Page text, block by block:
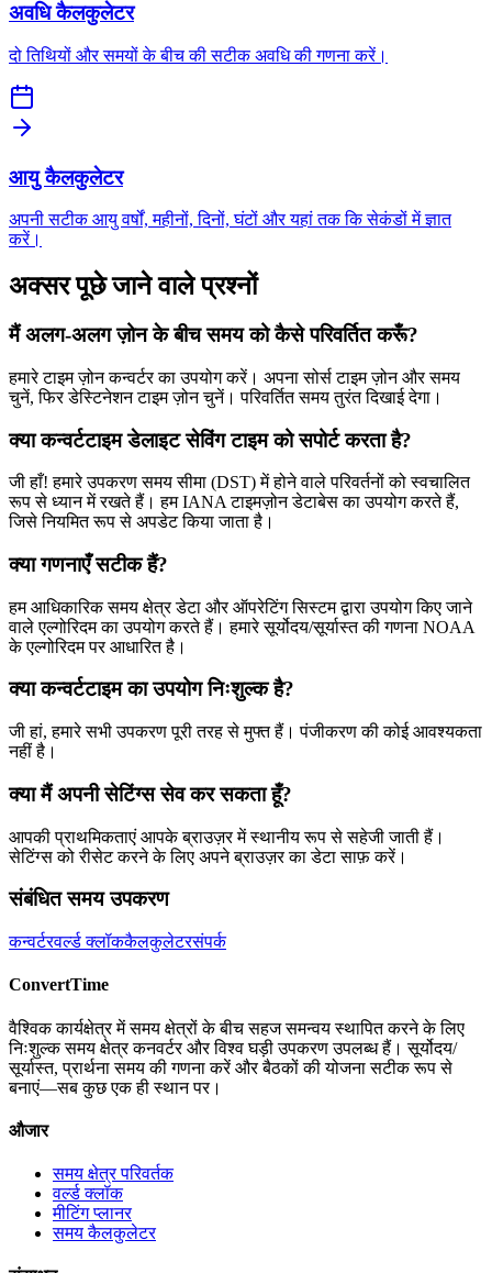
अवधि कैलकुलेटर
दो तिथियों और समयों के बीच की सटीक अवधि की गणना करें।
आयु कैलकुलेटर
अपनी सटीक आयु वर्षों, महीनों, दिनों, घंटों और यहां तक कि सेकंडों में ज्ञात
करें।
अक्सर पूछे जाने वाले प्रश्नों
मैं अलग-अलग ज़ोन के बीच समय को कैसे परिवर्तित करूँ?
हमारे टाइम ज़ोन कन्वर्टर का उपयोग करें। अपना सोर्स टाइम ज़ोन और समय
चुनें, फिर डेस्टिनेशन टाइम ज़ोन चुनें। परिवर्तित समय तुरंत दिखाई देगा।
क्या कन्वर्टटाइम डेलाइट सेविंग टाइम को सपोर्ट करता है?
जी हाँ! हमारे उपकरण समय सीमा (DST) में होने वाले परिवर्तनों को स्वचालित
रूप से ध्यान में रखते हैं। हम IANA टाइमज़ोन डेटाबेस का उपयोग करते हैं,
जिसे नियमित रूप से अपडेट किया जाता है।
क्या गणनाएँ सटीक हैं?
हम आधिकारिक समय क्षेत्र डेटा और ऑपरेटिंग सिस्टम द्वारा उपयोग किए जाने
वाले एल्गोरिदम का उपयोग करते हैं। हमारे सूर्योदय/सूर्यास्त की गणना NOAA
के एल्गोरिदम पर आधारित है।
क्या कन्वर्टटाइम का उपयोग निःशुल्क है?
जी हां, हमारे सभी उपकरण पूरी तरह से मुफ्त हैं। पंजीकरण की कोई आवश्यकता
नहीं है।
क्या मैं अपनी सेटिंग्स सेव कर सकता हूँ?
आपकी प्राथमिकताएं आपके ब्राउज़र में स्थानीय रूप से सहेजी जाती हैं।
सेटिंग्स को रीसेट करने के लिए अपने ब्राउज़र का डेटा साफ़ करें।
संबंधित समय उपकरण
कन्वर्टरवर्ल्ड क्लॉककैलकुलेटरसंपर्क
ConvertTime
वैश्विक कार्यक्षेत्र में समय क्षेत्रों के बीच सहज समन्वय स्थापित करने के लिए
निःशुल्क समय क्षेत्र कनवर्टर और विश्व घड़ी उपकरण उपलब्ध हैं। सूर्योदय/
सूर्यास्त, प्रार्थना समय की गणना करें और बैठकों की योजना सटीक रूप से
बनाएं—सब कुछ एक ही स्थान पर।
औजार
समय क्षेत्र परिवर्तक
वर्ल्ड क्लॉक
मीटिंग प्लानर
समय कैलकुलेटर